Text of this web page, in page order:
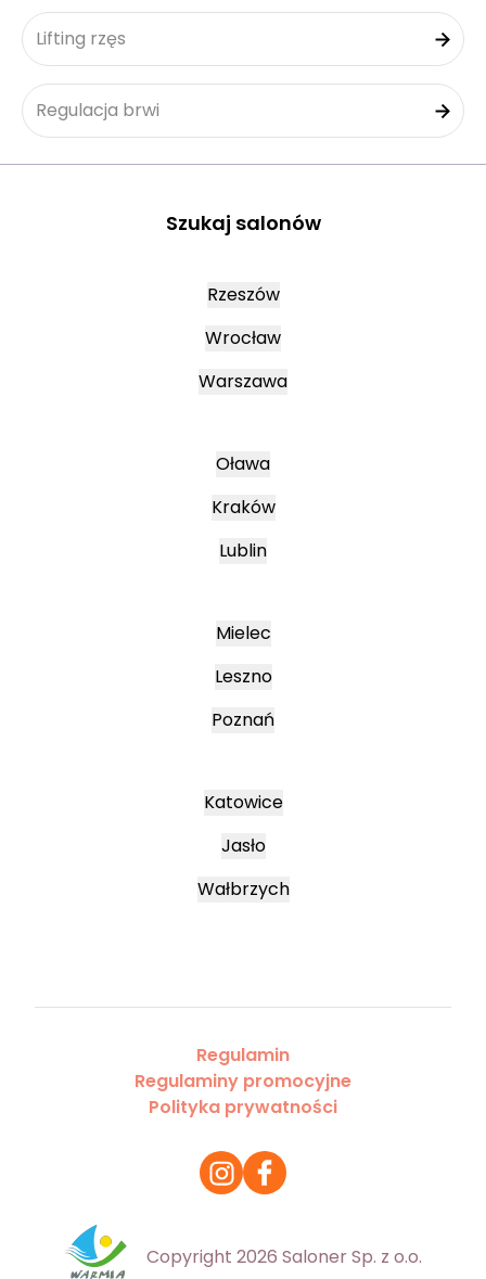
Lifting rzęs
Regulacja brwi
Szukaj salonów
Rzeszów
Wrocław
Warszawa
Oława
Kraków
Lublin
Mielec
Leszno
Poznań
Katowice
Jasło
Wałbrzych
Regulamin
Regulaminy promocyjne
Polityka prywatności
Copyright 2026 Saloner Sp. z o.o.